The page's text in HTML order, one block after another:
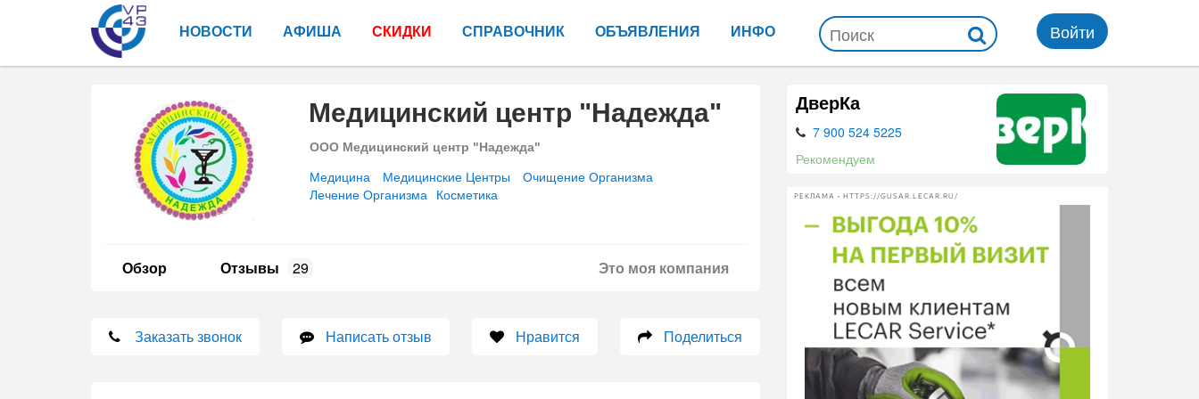
НОВОСТИ АФИША СКИДКИ СПРАВОЧНИК ОБЪЯВЛЕНИЯ ИНФО Войти
Медицинский центр "Надежда"
ООО Медицинский центр "Надежда"
Медицина Медицинские Центры
Очищение Организма
Лечение Организма Косметика
Это моя компания
Обзор Отзывы 29
Заказать звонок Написать отзыв Нравится Поделиться
ДверКа
7 900 524 5225
Рекомендуем
РЕКЛАМА • HTTPS://GUSAR.LECAR.RU/